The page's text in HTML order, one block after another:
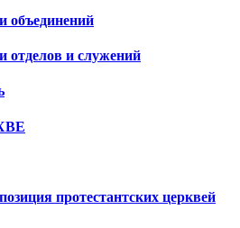
объединений
отделов и служений
протестантских церквей